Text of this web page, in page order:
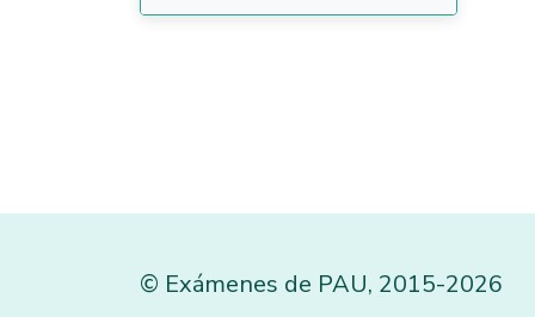
© Exámenes de PAU, 2015-2026